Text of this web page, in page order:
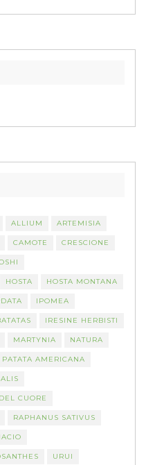
ALLIUM ARTEMISIA
CAMOTE CRESCIONE
HOSTA HOSTA MONTANA
IPOMEA
IRESINE HERBISTI
MARTYNIA NATURA
PATATA AMERICANA
CUORE
RAPHANUS SATIVUS
URUI